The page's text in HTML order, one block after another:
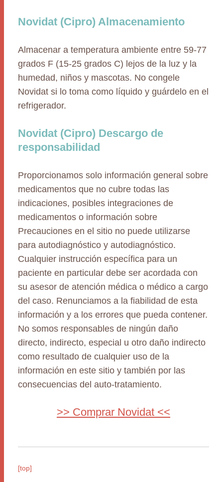
Novidat (Cipro) Almacenamiento
Almacenar a temperatura ambiente entre 59-77
grados F (15-25 grados C) lejos de la luz y la
humedad, niños y mascotas. No congele
Novidat si lo toma como líquido y guárdelo en el
refrigerador.
Novidat (Cipro) Descargo de
responsabilidad
Proporcionamos solo información general sobre
medicamentos que no cubre todas las
indicaciones, posibles integraciones de
medicamentos o información sobre
Precauciones en el sitio no puede utilizarse
para autodiagnóstico y autodiagnóstico.
Cualquier instrucción específica para un
paciente en particular debe ser acordada con
su asesor de atención médica o médico a cargo
del caso. Renunciamos a la fiabilidad de esta
información y a los errores que pueda contener.
No somos responsables de ningún daño
directo, indirecto, especial u otro daño indirecto
como resultado de cualquier uso de la
información en este sitio y también por las
consecuencias del auto-tratamiento.
>> Comprar Novidat <<
[top]